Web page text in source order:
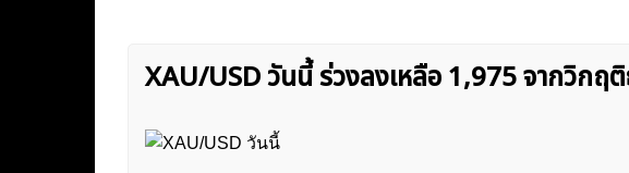
XAU/USD วันนี้ ร่วงลงเหลือ 1,975 จากวิกฤ